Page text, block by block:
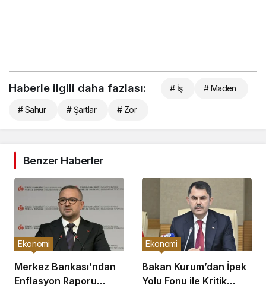
Haberle ilgili daha fazlası: # İş # Maden
# Sahur # Şartlar # Zor
Benzer Haberler
Merkez Bankası’ndan
Enflasyon Raporu
Ekonomi
Bakan Kurum’dan İpek
Yolu Fonu ile Kritik
Ekonomi